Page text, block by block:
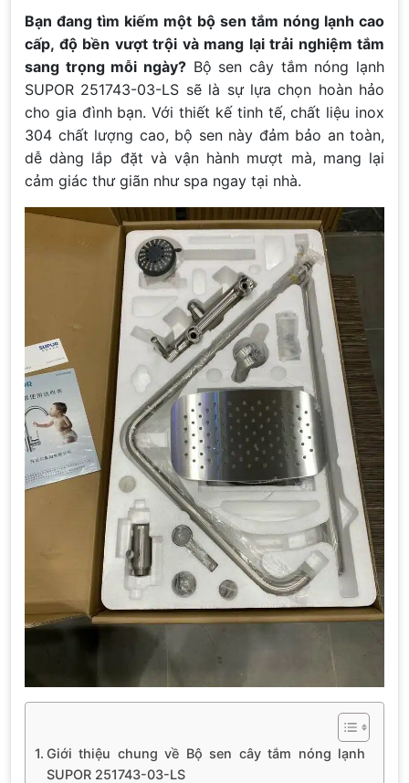
Bạn đang tìm kiếm một bộ sen tắm nóng lạnh cao
cấp, độ bền vượt trội và mang lại trải nghiệm tắm
sang trọng mỗi ngày? Bộ sen cây tắm nóng lạnh
SUPOR 251743-03-LS sẽ là sự lựa chọn hoàn hảo
cho gia đình bạn. Với thiết kế tinh tế, chất liệu inox
304 chất lượng cao, bộ sen này đảm bảo an toàn,
dễ dàng lắp đặt và vận hành mượt mà, mang lại
cảm giác thư giãn như spa ngay tại nhà.
Giới thiệu chung về Bộ sen cây tắm nóng lạnh
SUPOR 251743-03-LS